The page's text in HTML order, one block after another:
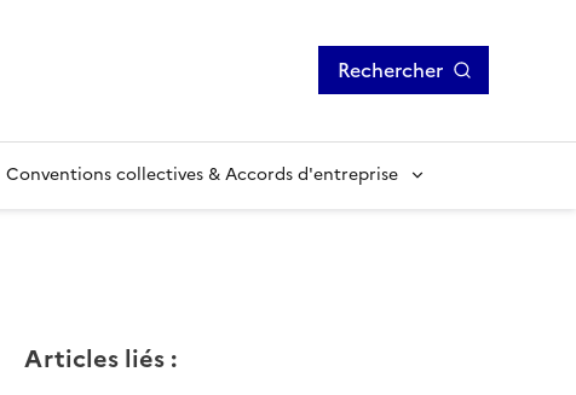
Rechercher
Conventions collectives & Accords d'entreprise
Articles liés: